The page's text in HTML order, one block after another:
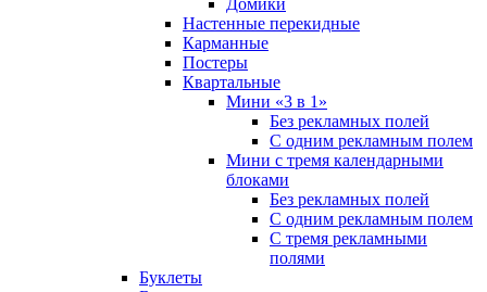
Настенные перекидные
Карманные
Постеры
Квартальные
Мини «3 в 1»
Без рекламных полей
С одним рекламным полем
Мини с тремя календарными
блоками
Без рекламных полей
С одним рекламным полем
С тремя рекламными
полями
Буклеты